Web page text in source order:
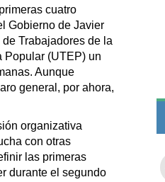
cuatro
Gobierno de Javier
Trabajadores de la
Popular (UTEP) un
Aunque
general, por ahora,
organizativa
con otras
las primeras
durante el segundo